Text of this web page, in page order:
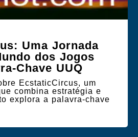
Uma Jornada
dos Jogos
Chave UUQ
EcstaticCircus, um
combina estratégia e
explora a palavra-chave